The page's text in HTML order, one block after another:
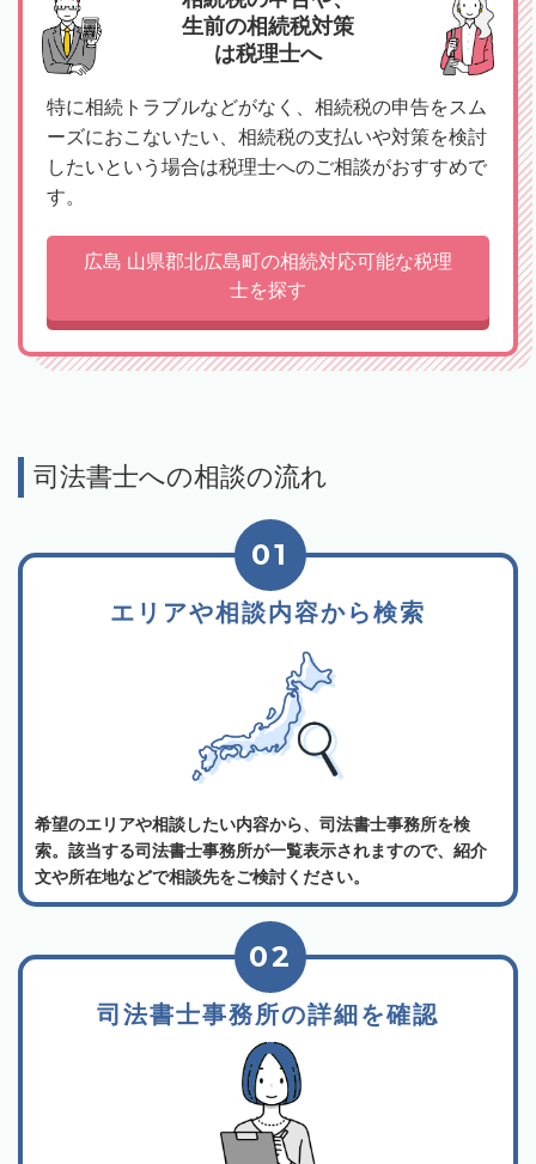
生前の相続税対策
は税理士へ
特に相続トラブルなどがなく、相続税の申告をスム
ーズにおこないたい、相続税の支払いや対策を検討
したいという場合は税理士へのご相談がおすすめで
す。
広島 山県郡北広島町の相続対応可能な税理
士を探す
司法書士への相談の流れ
エリアや相談内容から検索
01
希望のエリアや相談したい内容から、司法書士事務所を検
索。該当する司法書士事務所が一覧表示されますので、紹介
文や所在地などで相談先をご検討ください。
司法書士事務所の詳細を確認
02